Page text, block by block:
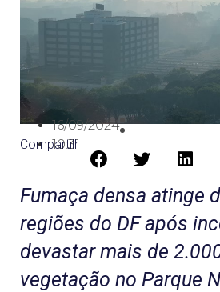
16/09/2024
10:31
Compartilhe:
Fumaça densa atinge
regiões do DF após
devastar mais de
vegetação no Parque